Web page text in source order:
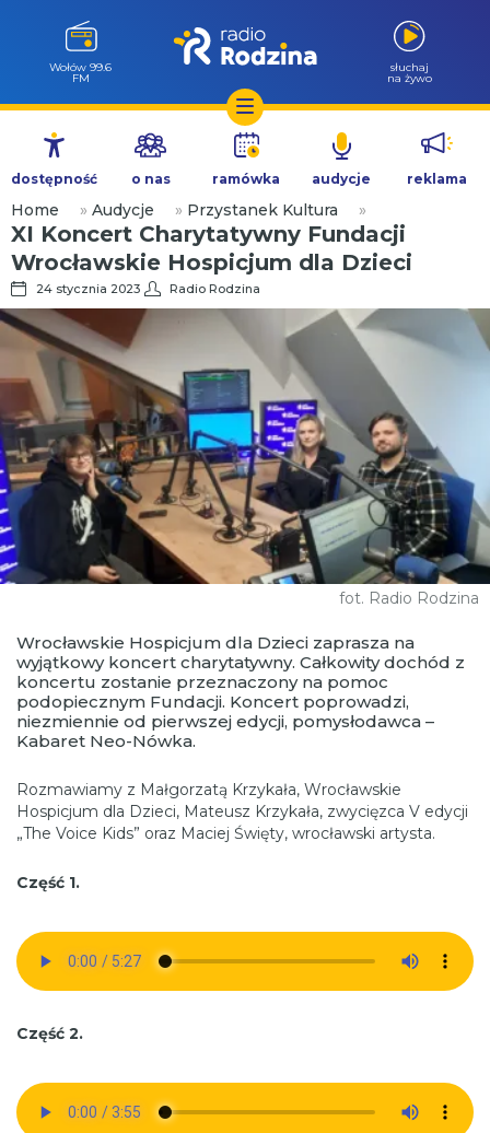
Przejdź
treści
Wołów 99.6
FM
słuchaj
na żywo
dostępność o nas ramówka audycje reklama
Home » Audycje » Przystanek Kultura »
XI Koncert Charytatywny Fundacji
Wrocławskie Hospicjum dla Dzieci
24 stycznia 2023 Radio Rodzina
fot. Radio Rodzina
Wrocławskie Hospicjum dla Dzieci zaprasza na
wyjątkowy koncert charytatywny. Całkowity dochód z
koncertu zostanie przeznaczony na pomoc
podopiecznym Fundacji. Koncert poprowadzi,
niezmiennie od pierwszej edycji, pomysłodawca –
Kabaret Neo-Nówka.
Rozmawiamy z Małgorzatą Krzykała, Wrocławskie
Hospicjum dla Dzieci, Mateusz Krzykała, zwycięzca V edycji
„The Voice Kids” oraz Maciej Święty, wrocławski artysta.
Część 1.
Część 2.